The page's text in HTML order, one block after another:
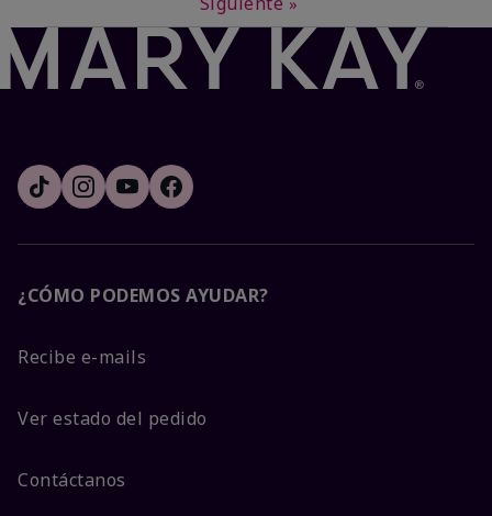
¿CÓMO PODEMOS AYUDAR?
Recibe e-mails
Ver estado del pedido
Contáctanos